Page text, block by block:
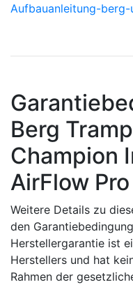
Aufbauanleitung-
Berg
Champion
AirFlow Pro
Weitere Details zu
den
Herstellergarantie ist
Herstellers und hat
Rahmen der